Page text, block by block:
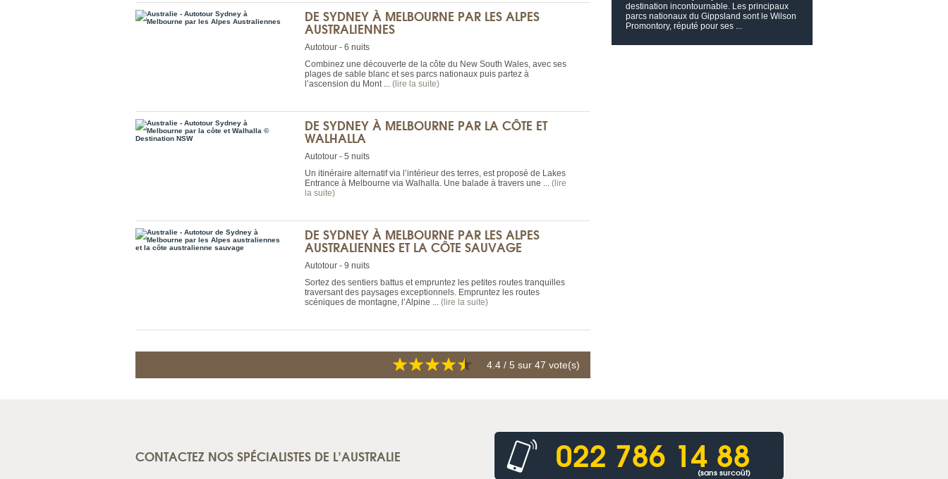
DE SYDNEY À MELBOURNE PAR LES ALPES
AUSTRALIENNES
Autotour - 6 nuits
Combinez une découverte de la côte du New South Wales, avec ses
plages de sable blanc et ses parcs nationaux puis partez à
l’ascension du Mont ... (lire la suite)
DE SYDNEY À MELBOURNE PAR LA CÔTE ET
WALHALLA
Autotour - 5 nuits
Un itinéraire alternatif via l’intérieur des terres, est proposé de Lakes
Entrance à Melbourne via Walhalla. Une balade à travers une ... (lire
la suite)
DE SYDNEY À MELBOURNE PAR LES ALPES
AUSTRALIENNES ET LA CÔTE SAUVAGE
Autotour - 9 nuits
Sortez des sentiers battus et empruntez les petites routes tranquilles
traversant des paysages exceptionnels. Empruntez les routes
scéniques de montagne, l’Alpine ... (lire la suite)
4.4 / 5 sur 47 vote(s)
destination incontournable. Les principaux
parcs nationaux du Gippsland sont le Wilson
Promontory, réputé pour ses ...
CONTACTEZ NOS SPÉCIALISTES DE L’AUSTRALIE 022 786 14 88
(sans surcoût)